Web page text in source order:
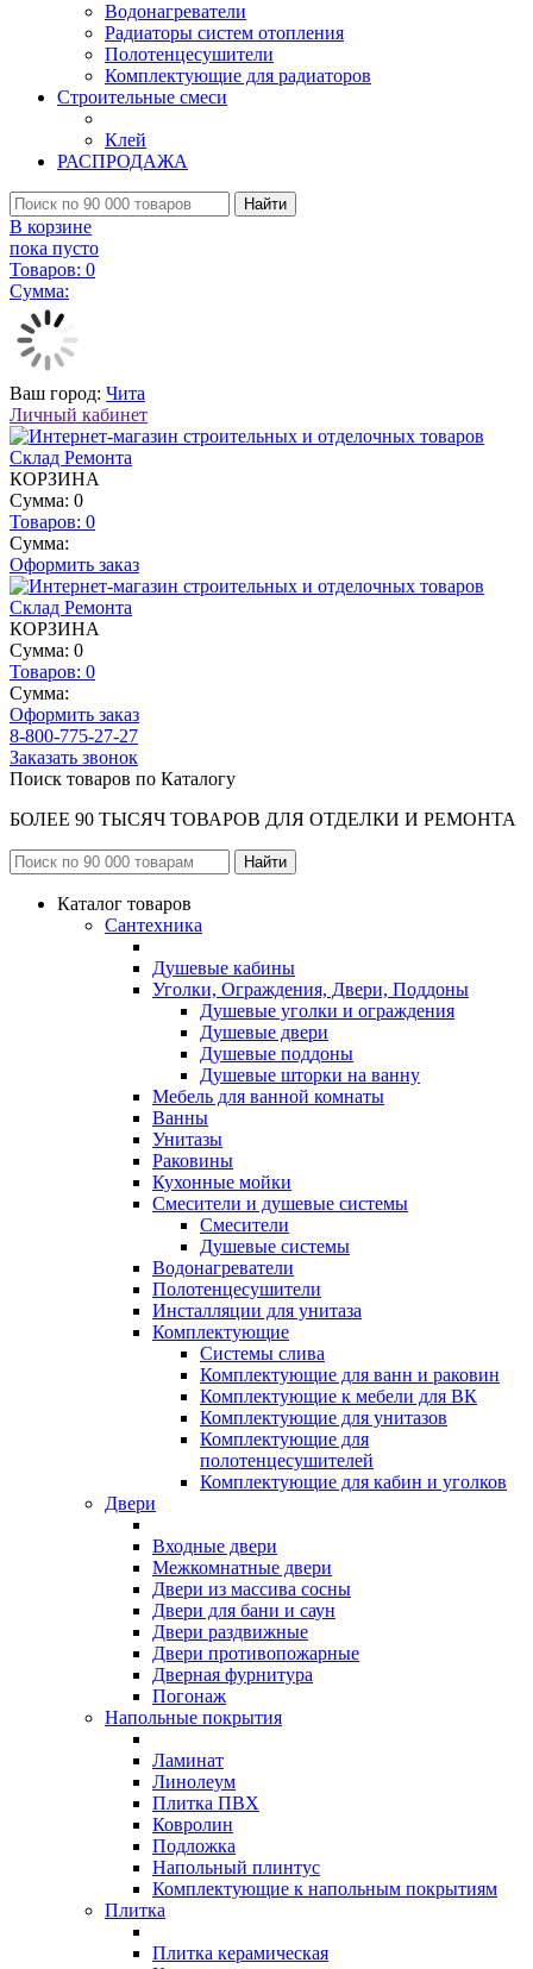
Водонагреватели
Радиаторы систем отопления
Полотенцесушители
Комплектующие для радиаторов
Строительные смеси
Клей
РАСПРОДАЖА
Найти
В корзине
пока пусто
Товаров: 0
Сумма:
Ваш город: Чита
Личный кабинет
КОРЗИНА
Сумма: 0
Товаров: 0
Сумма:
Оформить заказ
КОРЗИНА
Сумма: 0
Товаров: 0
Сумма:
Оформить заказ
8-800-775-27-27
Заказать звонок
Поиск товаров по Каталогу
БОЛЕЕ 90 ТЫСЯЧ ТОВАРОВ ДЛЯ ОТДЕЛКИ И РЕМОНТА
Каталог товаров
Сантехника
Душевые кабины
Уголки, Ограждения, Двери, Поддоны
Душевые уголки и ограждения
Душевые двери
Душевые поддоны
Душевые шторки на ванну
Мебель для ванной комнаты
Ванны
Унитазы
Раковины
Кухонные мойки
Смесители и душевые системы
Смесители
Душевые системы
Водонагреватели
Полотенцесушители
Инсталляции для унитаза
Комплектующие
Системы слива
Комплектующие для ванн и раковин
Комплектующие к мебели для ВК
Комплектующие для унитазов
Комплектующие для
полотенцесушителей
Комплектующие для кабин и уголков
Двери
Входные двери
Межкомнатные двери
Двери из массива сосны
Двери для бани и саун
Двери раздвижные
Двери противопожарные
Дверная фурнитура
Погонаж
Напольные покрытия
Ламинат
Линолеум
Плитка ПВХ
Ковролин
Подложка
Напольный плинтус
Комплектующие к напольным покрытиям
Плитка
Плитка керамическая